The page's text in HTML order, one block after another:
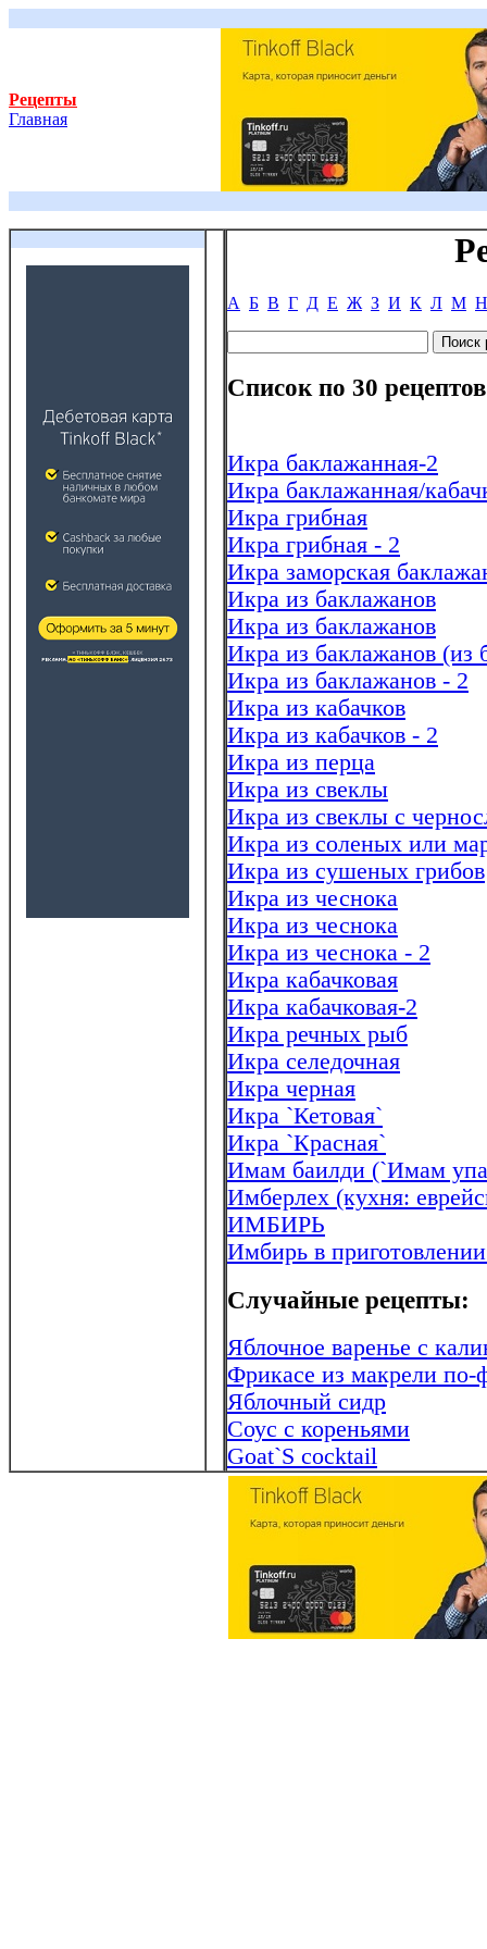
Рецепты
Главная
А Б В Г Д Е Ж З И К Л М Н
Список по 30
Икра баклажанная-2
Икра баклажанная/
Икра грибная
Икра грибная - 2
Икра заморская
Икра из баклажанов
Икра из баклажанов
Икра из баклажанов (из
Икра из баклажанов - 2
Икра из кабачков
Икра из кабачков - 2
Икра из перца
Икра из свеклы
Икра из свеклы с
Икра из соленых или
Икра из сушеных грибов
Икра из чеснока
Икра из чеснока
Икра из чеснока - 2
Икра кабачковая
Икра кабачковая-2
Икра речных рыб
Икра селедочная
Икра черная
Икра `Кетовая`
Икра `Красная`
Имам баилди (`Имам
Имберлех (кухня:
ИМБИРЬ
Имбирь в
Случайные рецепты:
Яблочное варенье с
Фрикасе из макрели по-
Яблочный сидр
Соус с кореньями
Goat`S cocktail